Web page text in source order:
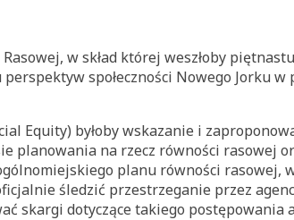
w skład której weszłoby
społeczności Nowego Jorku w
Equity) byłoby wskazanie i
planowania na rzecz równości rasowej
planu równości rasowej,
śledzić przestrzeganie przez
skargi dotyczące takiego postępowania